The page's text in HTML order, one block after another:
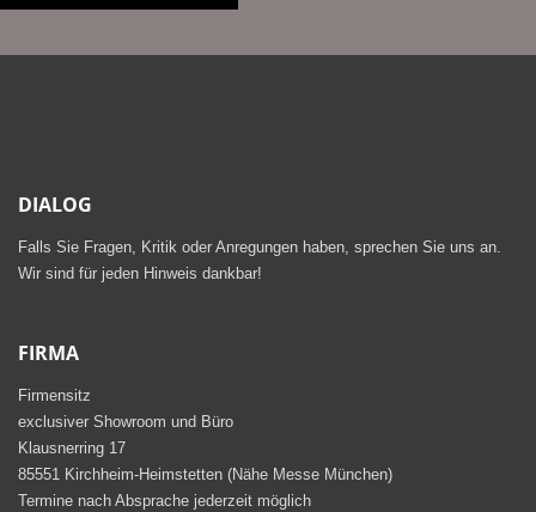
DIALOG
Falls Sie Fragen, Kritik oder Anregungen haben, sprechen Sie uns an.
Wir sind für jeden Hinweis dankbar!
FIRMA
Firmensitz
exclusiver Showroom und Büro
Klausnerring 17
85551 Kirchheim-Heimstetten (Nähe Messe München)
Termine nach Absprache jederzeit möglich